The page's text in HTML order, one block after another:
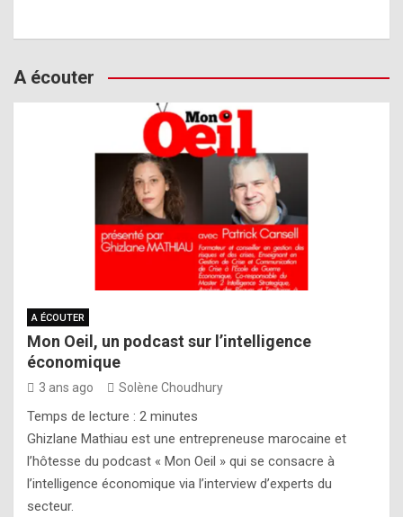
A écouter
A ÉCOUTER
Mon Oeil, un podcast sur l’intelligence
économique
3 ans ago Solène Choudhury
Temps de lecture : 2 minutes
Ghizlane Mathiau est une entrepreneuse marocaine et
l’hôtesse du podcast « Mon Oeil » qui se consacre à
l’intelligence économique via l’interview d’experts du
secteur.